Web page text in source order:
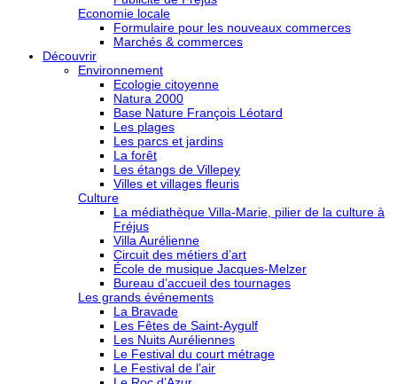
Economie locale
Formulaire pour les nouveaux commerces
Marchés & commerces
Découvrir
Environnement
Ecologie citoyenne
Natura 2000
Base Nature François Léotard
Les plages
Les parcs et jardins
La forêt
Les étangs de Villepey
Villes et villages fleuris
Culture
La médiathèque Villa-Marie, pilier de la culture à
Fréjus
Villa Aurélienne
Circuit des métiers d’art
École de musique Jacques-Melzer
Bureau d’accueil des tournages
Les grands événements
La Bravade
Les Fêtes de Saint-Aygulf
Les Nuits Auréliennes
Le Festival du court métrage
Le Festival de l’air